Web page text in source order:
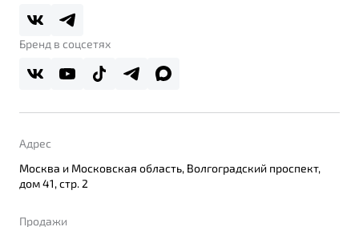
Belgee Плюс
Реферальная программа
Правовая информация
Бренд в соцсетях
Адрес
Москва и Московская область, Волгоградский проспект,
дом 41, стр. 2
Продажи